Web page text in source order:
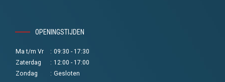
OPENINGSTIJDEN
Ma t/m Vr : 09:30 - 17:30
Zaterdag
: 12:00 - 17:00
Zondag
: Gesloten